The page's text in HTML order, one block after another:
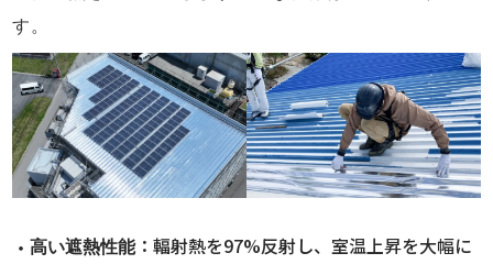
す。
高い遮熱性能：輻射熱を97%反射し、室温上昇を大幅に